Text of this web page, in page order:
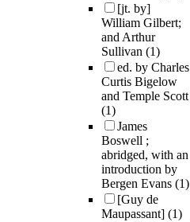
[jt. by]
William Gilbert;
and Arthur
Sullivan (1)
ed. by Charles
Curtis Bigelow
and Temple Scott
(1)
James
Boswell ;
abridged, with an
introduction by
Bergen Evans (1)
[Guy de
Maupassant] (1)